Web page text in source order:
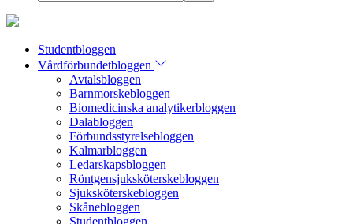
Studentbloggen
Vårdförbundetbloggen
Avtalsbloggen
Barnmorskebloggen
Biomedicinska analytikerbloggen
Dalabloggen
Förbundsstyrelsebloggen
Kalmarbloggen
Ledarskapsbloggen
Röntgensjuksköterskebloggen
Sjuksköterskebloggen
Skånebloggen
Studentbloggen